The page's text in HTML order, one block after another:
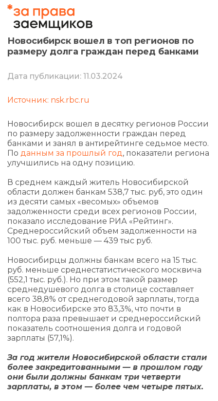
Новосибирск вошел в топ регионов по
размеру долга граждан перед банками
Дата публикации: 11.03.2024
Источник: nsk.rbc.ru
Новосибирск вошел в десятку регионов России
по размеру задолженности граждан перед
банками и занял в антирейтинге седьмое место.
По данным за прошлый год, показатели региона
улучшились на одну позицию.
В среднем каждый житель Новосибирской
области должен банкам 538,7 тыс. руб, это один
из десяти самых «весомых» объемов
задолженности среди всех регионов России,
показало исследование РИА «Рейтинг».
Среднероссийский объем задолженности на
100 тыс. руб. меньше — 439 тыс руб.
Новосибирцы должны банкам всего на 15 тыс.
руб. меньше среднестатистического москвича
(552,1 тыс. руб.). Но при этом такой размер
среднедушевого долга в столице составляет
всего 38,8% от среднегодовой зарплаты, тогда
как в Новосибирске это 83,3%, что почти в
полтора раза превышает и среднероссийский
показатель соотношения долга и годовой
зарплаты (57,1%).
За год жители Новосибирской области стали
более закредитованными — в прошлом году
они были должны банкам три четверти
зарплаты, в этом — более чем четыре пятых.